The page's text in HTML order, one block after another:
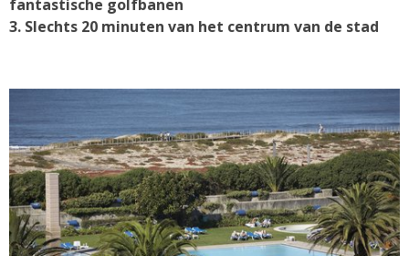
fantastische golfbanen
3. Slechts 20 minuten van het centrum van de stad